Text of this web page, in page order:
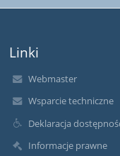
Linki
Webmaster
Wsparcie techniczne
Deklaracja
Informacje prawne